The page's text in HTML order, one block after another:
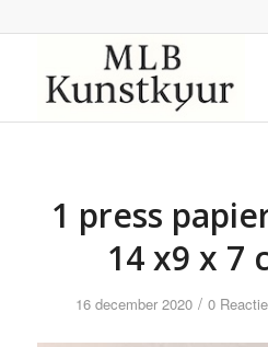
1 press
14 x9 x 7
16 december 2020 / 0